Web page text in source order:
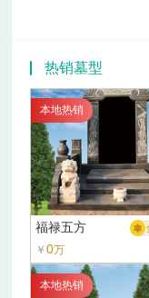
热销墓型
本地热销
福禄五方
￥0万
本地热销